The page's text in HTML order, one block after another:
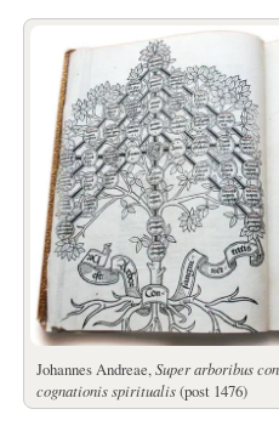
Johannes Andreae,Super arboribus
cognationis spiritualis(post 1476)